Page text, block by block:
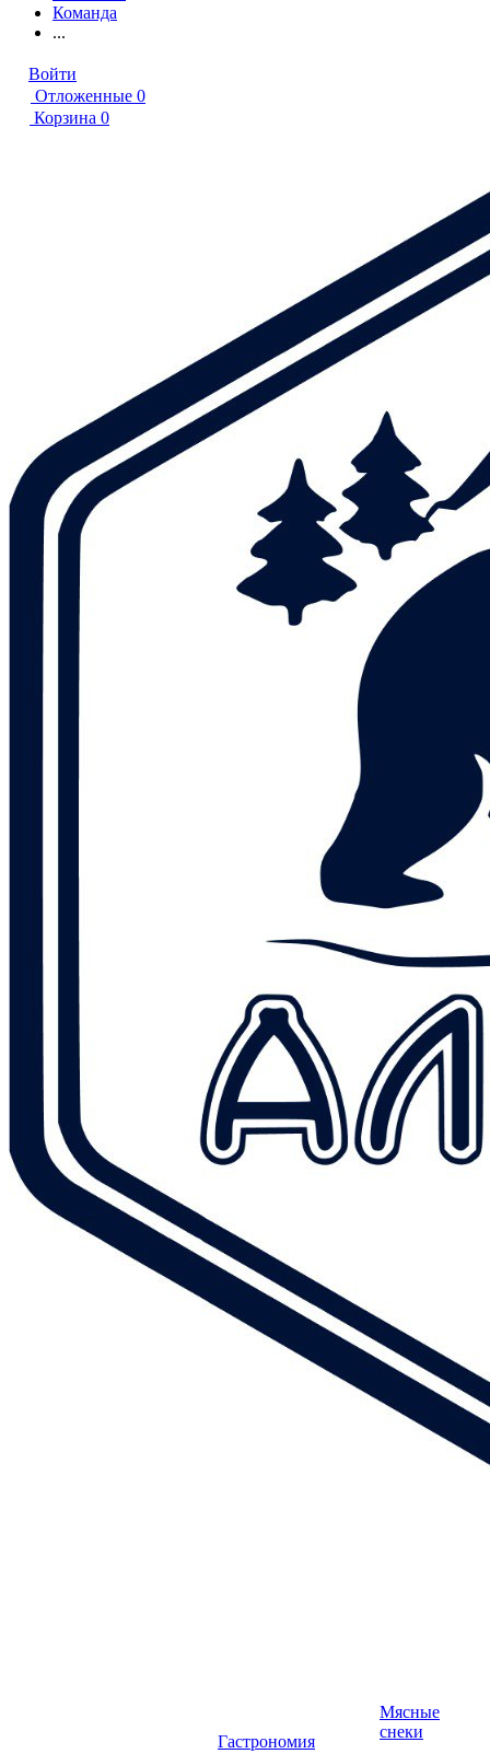
Команда
...
Войти
Отложенные 0
Корзина 0
Гастрономия
Мясные
снеки